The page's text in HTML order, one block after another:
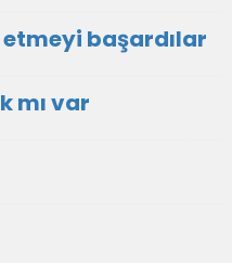
başardılar
mı var